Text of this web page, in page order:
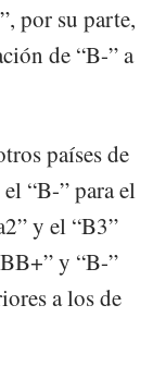
por su parte,
de “B-” a
países de
“B-” para el
y el “B3”
y “B-”
a los de